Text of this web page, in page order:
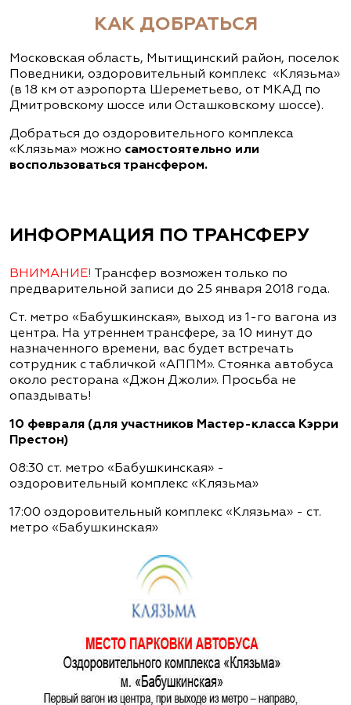
КАК ДОБРАТЬСЯ
Московская область, Мытищинский район, поселок
Поведники, оздоровительный комплекс «Клязьма»
(в 18 км от аэропорта Шереметьево, от МКАД по
Дмитровскому шоссе или Осташковскому шоссе).
Добраться до оздоровительного комплекса
«Клязьма» можно самостоятельно или
воспользоваться трансфером.
ИНФОРМАЦИЯ ПО ТРАНСФЕРУ
ВНИМАНИЕ! Трансфер возможен только по
предварительной записи до 25 января 2018 года.
Ст. метро «Бабушкинская», выход из 1-го вагона из
центра. На утреннем трансфере, за 10 минут до
назначенного времени, вас будет встречать
сотрудник с табличкой «АППМ». Стоянка автобуса
около ресторана «Джон Джоли». Просьба не
опаздывать!
10 февраля (для участников Мастер-класса Кэрри
Престон)
08:30 ст. метро «Бабушкинская» -
оздоровительный комплекс «Клязьма»
17:00 оздоровительный комплекс «Клязьма» - ст.
метро «Бабушкинская»